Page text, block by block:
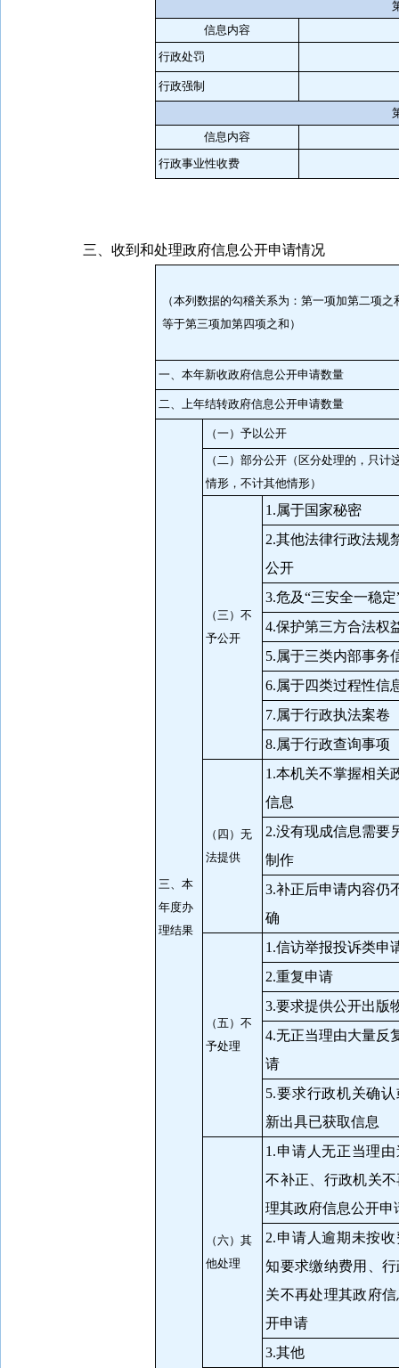
信息内容
行政处罚
行政强制
信息内容
行政事业性收费
三、收到和处理政府信息公开申请情况
（本列数据的勾稽关系为：第一项加第二项之
等于第三项加第四项之和）
一、本年新收政府信息公开申请数量
二、上年结转政府信息公开申请数量
三、本
年度办
理结果
（一）予以公开
（二）部分公开 （区分处理的，只计
情形，不计其他情形）
（三）不
予公开
1.属于国家秘密
2.其他法律行政法规
公开
3.危及“三安全一稳定
4.保护第三方合法权
5.属于三类内部事务
6.属于四类过程性信
7.属于行政执法案卷
8.属于行政查询事项
（四）无
法提供
1.本机关不掌握相关
信息
2.没有现成信息需要
制作
3.补正后申请内容仍
确
（五）不
予处理
1.信访举报投诉类申
2.重复申请
3.要求提供公开出版
4.无正当理由大量反
请
5.要求行政机关确认
新出具已获取信息
（六）其
他处理
1.申请人无正当理由
不补正、行政机关
理其政府信息公开申
2.申请人逾期未按收
知要求缴纳费用、
关不再处理其政府
开申请
3.其他